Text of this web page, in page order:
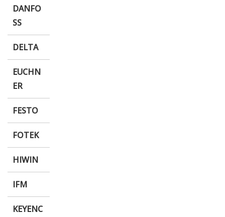
DANFO
SS
DELTA
EUCHN
ER
FESTO
FOTEK
HIWIN
IFM
KEYENC